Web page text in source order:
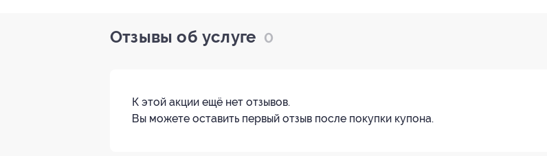
Отзывы об услуге 0
К этой акции ещё нет отзывов.
Вы можете оставить первый отзыв после покупки купона.